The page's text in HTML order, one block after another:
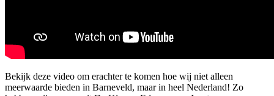
Bekijk deze video om erachter te komen hoe wij niet alleen
meerwaarde bieden in Barneveld, maar in heel Nederland! Zo